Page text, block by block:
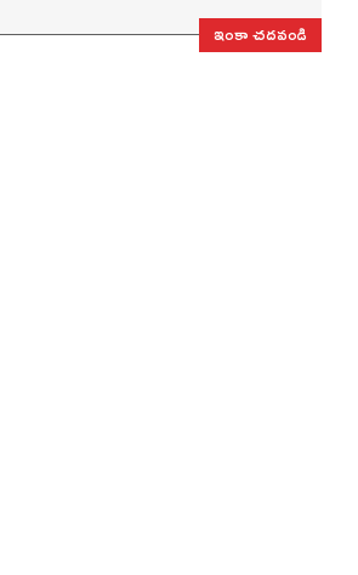
ఇంకా చదవండి